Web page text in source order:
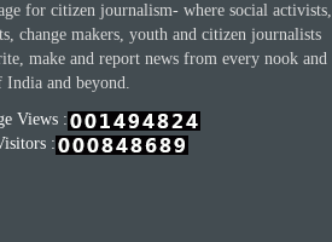
for citizen journalism- where social activists,
change makers, youth and citizen journalists
make and report news from every nook and
India and beyond.
Views :
: